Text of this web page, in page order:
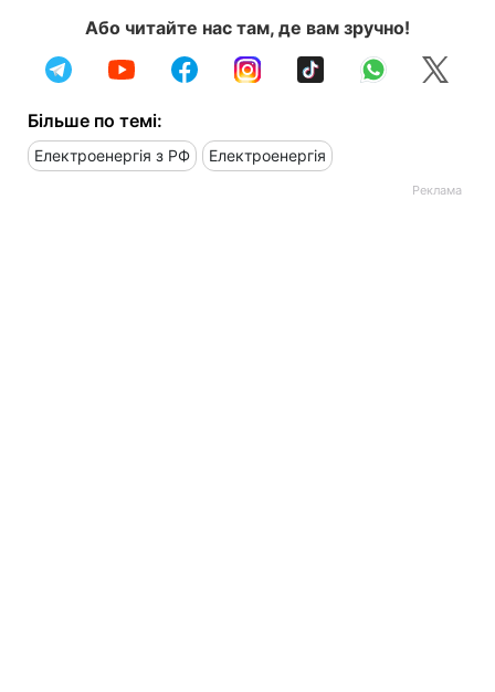
Або читайте нас там, де вам зручно!
Більше по темі:
Електроенергія з РФ Електроенергія